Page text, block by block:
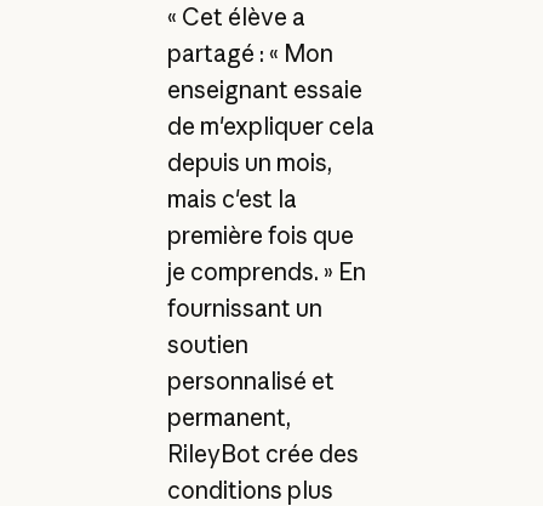
« Cet élève a
partagé : « Mon
enseignant essaie
de m'expliquer cela
depuis un mois,
mais c'est la
première fois que
je comprends. » En
fournissant un
soutien
personnalisé et
permanent,
RileyBot crée des
conditions plus